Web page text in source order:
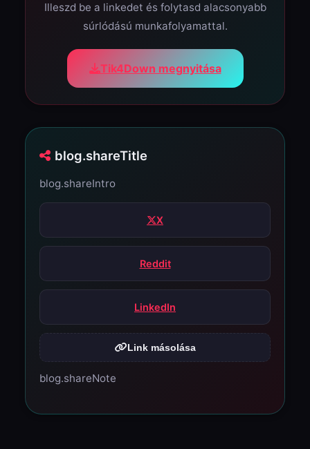
Illeszd be a linkedet és folytasd alacsonyabb
súrlódású munkafolyamattal.
Tik4Down megnyitása
blog.shareTitle
blog.shareIntro
X
Reddit
LinkedIn
Link másolása
blog.shareNote